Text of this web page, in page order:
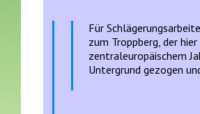
Für
zum Troppberg, der
zentraleuropäischem
Untergrund gezogen